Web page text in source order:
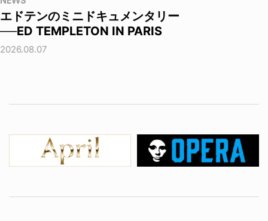
エドテンのミニドキュメンタリー
──ED TEMPLETON IN PARIS
2026.08.07